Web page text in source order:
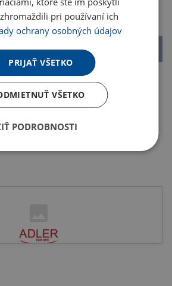
Na sklade 1 ks
244.27 Kč
Kč
146.75 Kč s DPH
pri používaní ich
ochrany osobných údajov
PRIJAŤ VŠETKO
VŠETKO
PODROBNOSTI